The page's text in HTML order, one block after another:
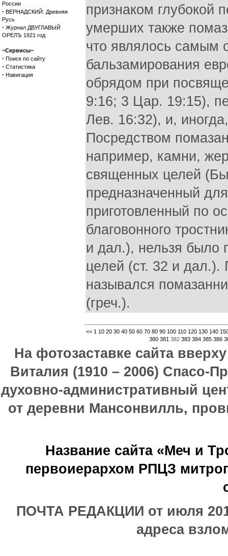
России
· ВЕРНАДСКИЙ: Древняя
Русь
· Журнал ДВУГЛАВЫЙ
ОРЕЛЪ 1921 год
~Сервисы~
· Поиск по сайту
· Статистика
· Навигация
признаком глубокой
умерших также
что являлось самым
бальзамирования
обрядом при
9:16; 3 Цар. 19:15),
Лев. 16:32), и,
Посредством
например, камни,
священных целей
предназначенный
приготовленный по
благовонного
и дал.), нельзя было
целей (ст. 32 и
назывался
(греч.).
<< 1 10 20 30 40 50 60 70 80 90 100 110 120 130 140
380 381 382 383 384 385 386
На фотозаставке сайта
Виталия (1910 – 2006) Спасо-
духовно-административный
от деревни Мансонвилль,
Название сайта «Меч и
первоиерархом РПЦЗ
ПОЧТА РЕДАКЦИИ от июля
адреса